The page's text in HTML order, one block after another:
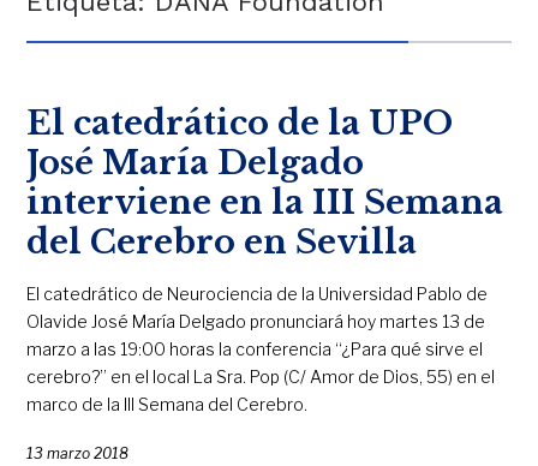
El catedrático de la UPO
José María Delgado
interviene en la III Semana
del Cerebro en Sevilla
El catedrático de Neurociencia de la Universidad Pablo de
Olavide José María Delgado pronunciará hoy martes 13 de
marzo a las 19:00 horas la conferencia “¿Para qué sirve el
cerebro?” en el local La Sra. Pop (C/ Amor de Dios, 55) en el
marco de la III Semana del Cerebro.
13 marzo 2018